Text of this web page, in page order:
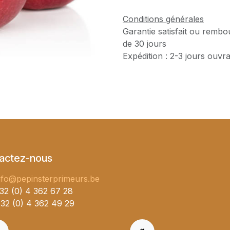
Conditions générales
Garantie satisfait ou
de 30 jours
Expédition : 2-3 jours
nous
(0) 4 362 67 28
(0) 4 362 49 29